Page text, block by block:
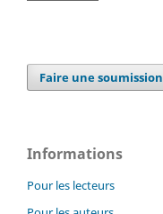
Faire une soumission
Informations
Pour les lecteurs